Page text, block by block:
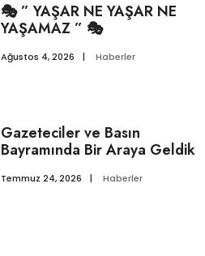
🎭 ” YAŞAR NE YAŞAR NE
YAŞAMAZ ” 🎭
Ağustos 4, 2026 | Haberler
Gazeteciler ve Basın
Bayramında Bir Araya Geldik
Temmuz 24, 2026 | Haberler